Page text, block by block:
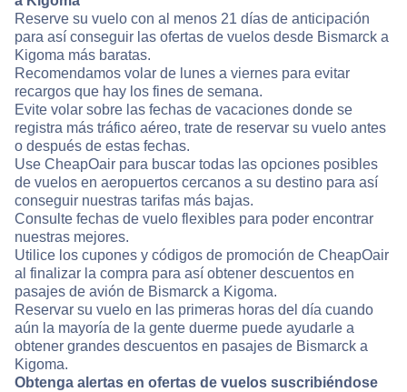
Reserve su vuelo con al menos 21 días de anticipación
para así conseguir las ofertas de vuelos desde Bismarck a
Kigoma más baratas.
Recomendamos volar de lunes a viernes para evitar
recargos que hay los fines de semana.
Evite volar sobre las fechas de vacaciones donde se
registra más tráfico aéreo, trate de reservar su vuelo antes
o después de estas fechas.
Use CheapOair para buscar todas las opciones posibles
de vuelos en aeropuertos cercanos a su destino para así
conseguir nuestras tarifas más bajas.
Consulte fechas de vuelo flexibles para poder encontrar
nuestras mejores.
Utilice los cupones y códigos de promoción de CheapOair
al finalizar la compra para así obtener descuentos en
pasajes de avión de Bismarck a Kigoma.
Reservar su vuelo en las primeras horas del día cuando
aún la mayoría de la gente duerme puede ayudarle a
obtener grandes descuentos en pasajes de Bismarck a
Kigoma.
Obtenga alertas en ofertas de vuelos suscribiéndose